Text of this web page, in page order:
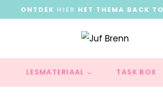
ONTDEK HIER HET THEMA BACK
LESMATERIAAL TASK BOX